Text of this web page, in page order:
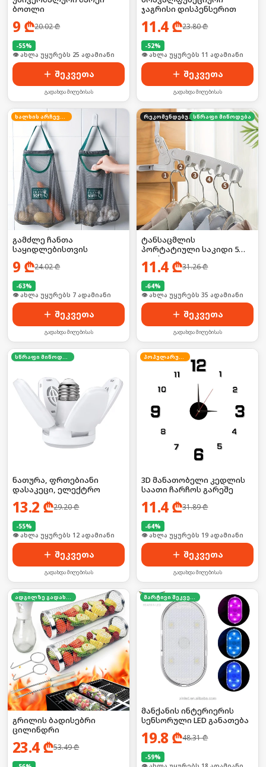
ბოთლი
9 ₾20.02₾
-55%
🛒 ბოლო 24სთ-ში იყიდა 39-მა
შეკვეთა
გადახდა მიღებისას
ჯაგრისი დისპენსერით
11.4₾23.80₾
-52%
🛒 ბოლო 24სთ-ში იყიდა 20-მა
შეკვეთა
გადახდა მიღებისას
ხალხის არჩევანი
გამძლე ჩანთა
საყიდლებისთვის
9 ₾24.02₾
-63%
🛒 ბოლო 24სთ-ში იყიდა 14-მა
შეკვეთა
გადახდა მიღებისას
რეკომენდებულისწრაფი მიწოდება
ტანსაცმლის
პორტატიული საკიდი 5
კაუჭით
11.4₾31.26₾
-64%
🛒 ბოლო 24სთ-ში იყიდა 52-მა
შეკვეთა
გადახდა მიღებისას
სწრაფი მიწოდება
ნათურა, ფრთებიანი
დასაკეცი, ელექტრო
13.2 ₾29.20₾
-55%
🛒 ბოლო 24სთ-ში იყიდა 21-მა
შეკვეთა
გადახდა მიღებისას
პოპულარული
3D მანათობელი კედლის
საათი ჩარჩოს გარეშე
11.4₾31.89₾
-64%
🛒 ბოლო 24სთ-ში იყიდა 25-მა
შეკვეთა
გადახდა მიღებისას
ადგილზე გადახდა
გრილის ბადისებრი
ცილინდრი
23.4₾53.49₾
მარტივი შეკვეთა
მანქანის ინტერიერის
სენსორული LED განათება
19.8 ₾48.31₾
-59%